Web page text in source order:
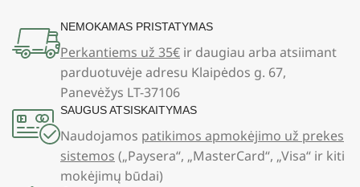
NEMOKAMAS PRISTATYMAS
Perkantiems už 35€ ir daugiau arba atsiimant
parduotuvėje adresu Klaipėdos g. 67,
Panevėžys LT-37106
SAUGUS ATSISKAITYMAS
Naudojamos patikimos apmokėjimo už prekes
sistemos („Paysera“, „MasterCard“, „Visa“ ir kiti
mokėjimų būdai)